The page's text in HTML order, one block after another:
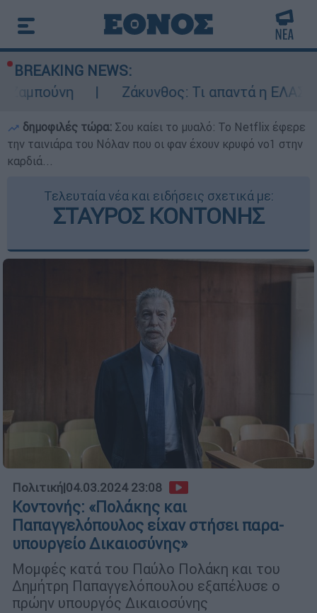
BREAKING NEWS:
Ζάκυνθος: Τι απαντά η ΕΛΑΣ για τους 8
δημοφιλές τώρα: Σου καίει το μυαλό: Το Netflix έφερε
την ταινιάρα του Νόλαν που οι φαν έχουν κρυφό νο1 στην
καρδιά...
Τελευταία νέα και ειδήσεις σχετικά με:
ΣΤΑΥΡΟΣ ΚΟΝΤΟΝΗΣ
Πολιτική|04.03.2024 23:08
Κοντονής: «Πολάκης και
Παπαγγελόπουλος είχαν στήσει παρα-
υπουργείο Δικαιοσύνης»
Μομφές κατά του Παύλο Πολάκη και του
Δημήτρη Παπαγγελόπουλου εξαπέλυσε ο
πρώην υπουργός Δικαιοσύνης